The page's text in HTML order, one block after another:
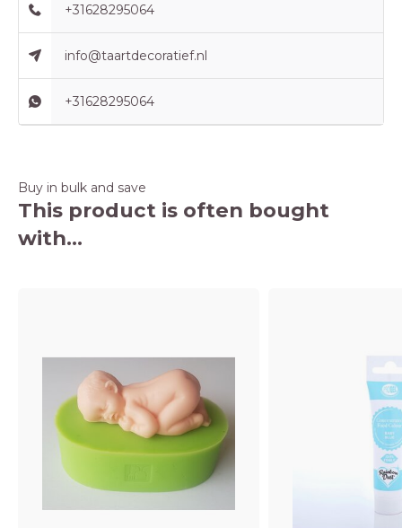
+31628295064
info@taartdecoratief.nl
+31628295064
Buy in bulk and save
This product is often bought
with...